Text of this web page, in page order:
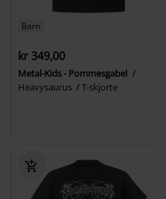
Barn
kr 349,00
Metal-Kids - Pommesgabel
Heavysaurus
T-skjorte